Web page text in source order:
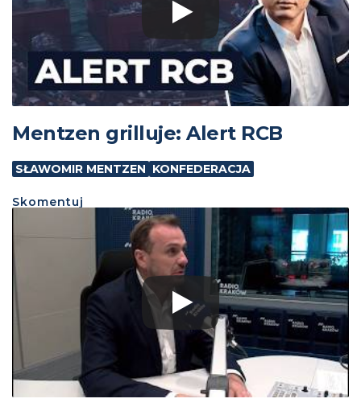
Mentzen grilluje: Alert RCB
SŁAWOMIR MENTZEN KONFEDERACJA
Skomentuj